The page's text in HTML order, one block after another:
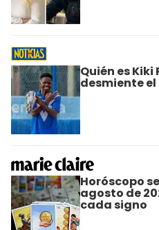
Quién es
desmiente
Horóscopo
agosto de
cada signo